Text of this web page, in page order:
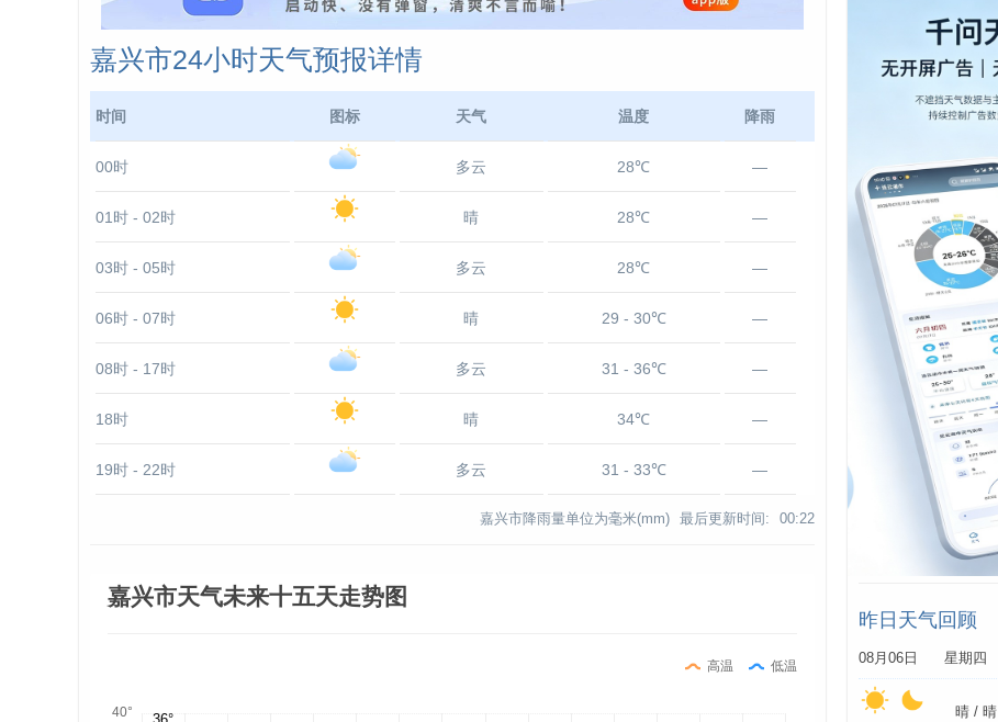
嘉兴市24小时天气预报详情
时间 图标 天气 温度 降雨
00时 多云 28℃ —
01时 - 02时 晴 28℃ —
03时 - 05时 多云 28℃ —
06时 - 07时 晴 29 - 30℃ —
08时 - 17时 多云 31 - 36℃ —
18时 晴 34℃ —
19时 - 22时 多云 31 - 33℃ —
嘉兴市降雨量单位为毫米(mm) 最后更新时间: 00:22
嘉兴市天气未来十五天走势图
高温 低温
昨日天气回顾
08月06日 星期四
晴 / 晴